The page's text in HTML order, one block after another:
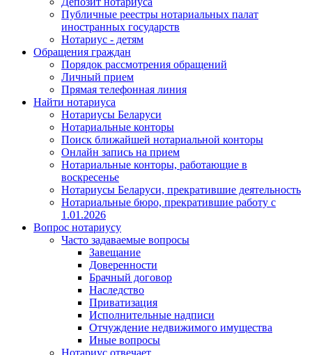
Публичные реестры нотариальных палат
иностранных государств
Нотариус - детям
Обращения граждан
Порядок рассмотрения обращений
Личный прием
Прямая телефонная линия
Найти нотариуса
Нотариусы Беларуси
Нотариальные конторы
Поиск ближайшей нотариальной конторы
Онлайн запись на прием
Нотариальные конторы, работающие в
воскресенье
Нотариусы Беларуси, прекратившие деятельность
Нотариальные бюро, прекратившие работу с
1.01.2026
Вопрос нотариусу
Часто задаваемые вопросы
Завещание
Доверенности
Брачный договор
Наследство
Приватизация
Исполнительные надписи
Отчуждение недвижимого имущества
Иные вопросы
Нотариус отвечает